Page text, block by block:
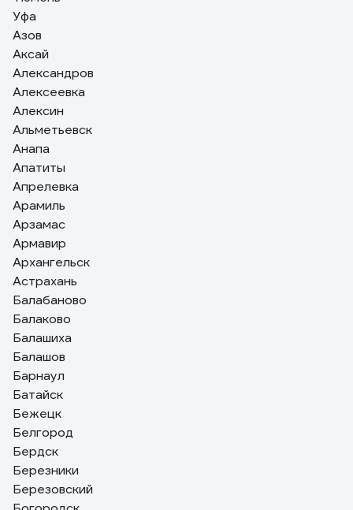
Уфа
Азов
Аксай
Александров
Алексеевка
Алексин
Альметьевск
Анапа
Апатиты
Апрелевка
Арамиль
Арзамас
Армавир
Архангельск
Астрахань
Балабаново
Балаково
Балашиха
Балашов
Барнаул
Батайск
Бежецк
Белгород
Бердск
Березники
Березовский